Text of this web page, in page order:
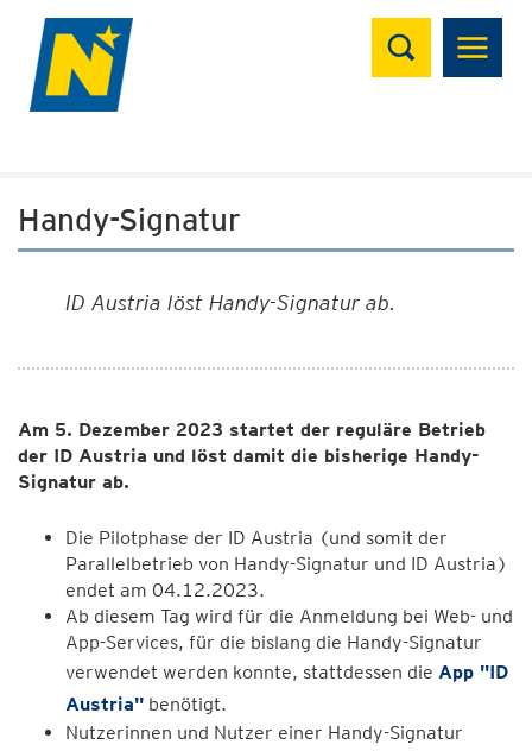
Suchen
Handy-Signatur
ID Austria löst Handy-Signatur ab.
Am 5. Dezember 2023 startet der reguläre Betrieb
der ID Austria und löst damit die bisherige Handy-
Signatur ab.
Die Pilotphase der ID Austria (und somit der
Parallelbetrieb von Handy-Signatur und ID Austria)
endet am 04.12.2023.
Ab diesem Tag wird für die Anmeldung bei Web- und
App-Services, für die bislang die Handy-Signatur
verwendet werden konnte, stattdessen die App "ID
Austria" benötigt.
Nutzerinnen und Nutzer einer Handy-Signatur